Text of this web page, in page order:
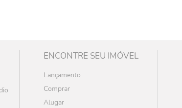
ENCONTRE SEU IMÓVEL
Lançamento
Comprar
Alugar